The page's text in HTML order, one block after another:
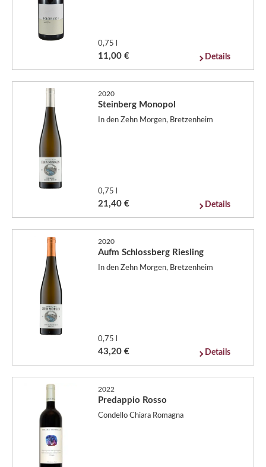
0,75 l
11,00 € Details
2020
Steinberg Monopol
In den Zehn Morgen, Bretzenheim
0,75 l
21,40 € Details
2020
Aufm Schlossberg Riesling
In den Zehn Morgen, Bretzenheim
0,75 l
43,20 € Details
2022
Predappio Rosso
Condello Chiara Romagna